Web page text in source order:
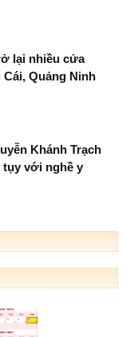
lại nhiều cửa
Cái, Quảng Ninh
Khánh Trạch
tụy với nghề y